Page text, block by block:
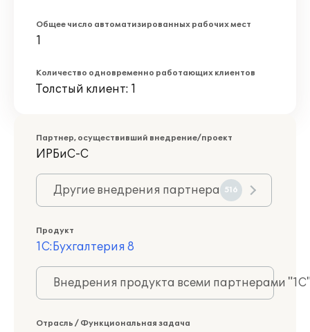
Общее число автоматизированных рабочих мест
1
Количество одновременно работающих клиентов
Толстый клиент: 1
Партнер, осуществивший внедрение/проект
ИРБиС-С
Другие внедрения партнера 516
Продукт
1С:Бухгалтерия 8
Внедрения продукта всеми партнерами
Отрасль / Функциональная задача